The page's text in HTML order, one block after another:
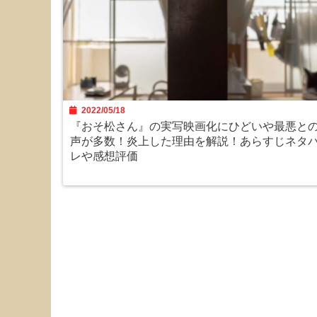
2022/05/18
『おそ松さん』の実写映画化にひどいや最悪と
声が多数！炎上した理由を解説！あらすじネタ
レや感想評価